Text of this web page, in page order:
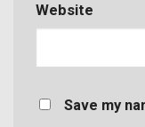
Website
Save my